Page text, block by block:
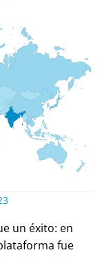
un éxito: en
fue